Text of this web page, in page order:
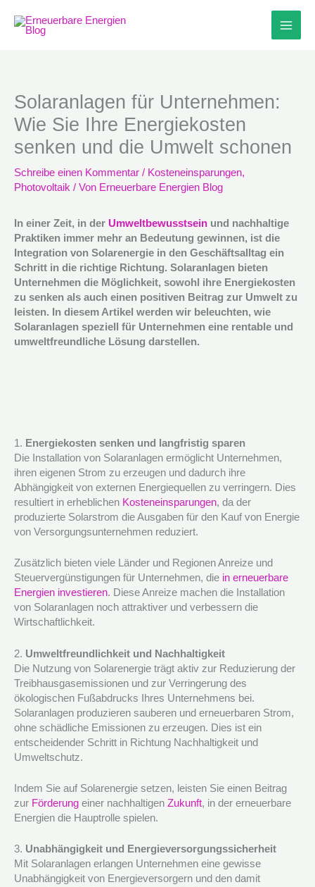
Inhalt
springen
Solaranlagen für Unternehmen:
Wie Sie Ihre Energiekosten
senken und die Umwelt schonen
Schreibe einen Kommentar / Kosteneinsparungen,
Photovoltaik / Von Erneuerbare Energien Blog
In einer Zeit, in der Umweltbewusstsein und nachhaltige
Praktiken immer mehr an Bedeutung gewinnen, ist die
Integration von Solarenergie in den Geschäftsalltag ein
Schritt in die richtige Richtung. Solaranlagen bieten
Unternehmen die Möglichkeit, sowohl ihre Energiekosten
zu senken als auch einen positiven Beitrag zur Umwelt zu
leisten. In diesem Artikel werden wir beleuchten, wie
Solaranlagen speziell für Unternehmen eine rentable und
umweltfreundliche Lösung darstellen.
1. Energiekosten senken und langfristig sparen
Die Installation von Solaranlagen ermöglicht Unternehmen,
ihren eigenen Strom zu erzeugen und dadurch ihre
Abhängigkeit von externen Energiequellen zu verringern. Dies
resultiert in erheblichen Kosteneinsparungen, da der
produzierte Solarstrom die Ausgaben für den Kauf von Energie
von Versorgungsunternehmen reduziert.
Zusätzlich bieten viele Länder und Regionen Anreize und
Steuervergünstigungen für Unternehmen, die in erneuerbare
Energien investieren. Diese Anreize machen die Installation
von Solaranlagen noch attraktiver und verbessern die
Wirtschaftlichkeit.
2. Umweltfreundlichkeit und Nachhaltigkeit
Die Nutzung von Solarenergie trägt aktiv zur Reduzierung der
Treibhausgasemissionen und zur Verringerung des
ökologischen Fußabdrucks Ihres Unternehmens bei.
Solaranlagen produzieren sauberen und erneuerbaren Strom,
ohne schädliche Emissionen zu erzeugen. Dies ist ein
entscheidender Schritt in Richtung Nachhaltigkeit und
Umweltschutz.
Indem Sie auf Solarenergie setzen, leisten Sie einen Beitrag
zur Förderung einer nachhaltigen Zukunft, in der erneuerbare
Energien die Hauptrolle spielen.
3. Unabhängigkeit und Energieversorgungssicherheit
Mit Solaranlagen erlangen Unternehmen eine gewisse
Unabhängigkeit von Energieversorgern und den damit